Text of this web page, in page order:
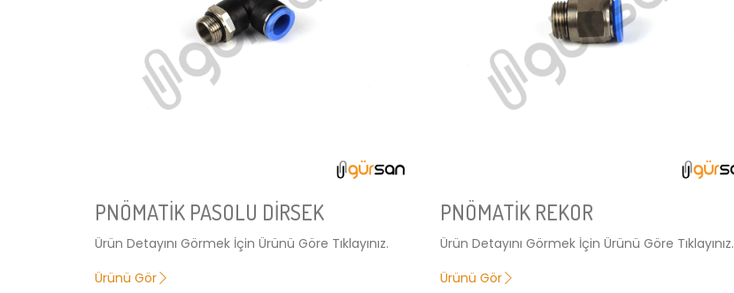
PNÖMATİK PASOLU DİRSEK
Ürün Detayını Görmek İçin Ürünü Göre Tıklayınız.
Ürünü Gör
PNÖMATİK REKOR
Ürün Detayını Görmek İçin Ürünü Göre Tıklayınız.
Ürünü Gör